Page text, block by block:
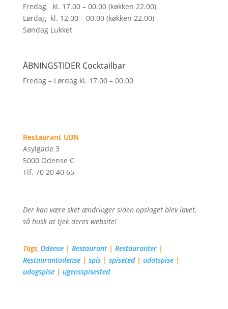
Fredag kl. 17.00 – 00.00 (køkken 22.00)
Lørdag kl. 12.00 – 00.00 (køkken 22.00)
Søndag Lukket
ÅBNINGSTIDER Cocktailbar
Fredag – Lørdag kl. 17.00 – 00.00
Restaurant UBN
Asylgade 3
5000 Odense C
Tlf. 70 20 40 65
Der kan være sket ændringer siden opslaget blev lavet,
så husk at tjek deres website!
Tags_ Odense| Restaurant| Restauranter|
Restaurantodense| spis| spiseted| udatspise|
udogspise| ugensspisested